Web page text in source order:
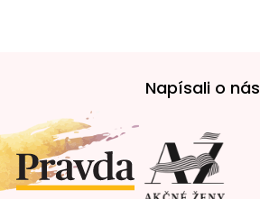
t
i
e
Napísali o nás